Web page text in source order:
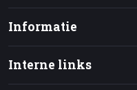
Informatie
Interne links